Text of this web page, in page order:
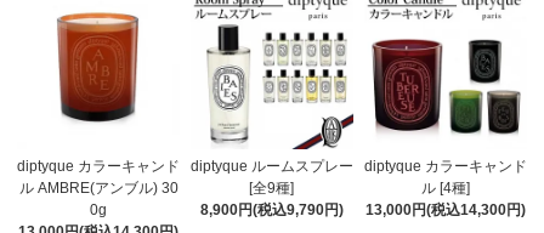
diptyque カラーキャンド
ル AMBRE(アンブル) 30
0g
diptyque ルームスプレー
[全9種]
8,900円(税込9,790円)
diptyque カラーキャンド
ル [4種]
13,000円(税込14,300円)